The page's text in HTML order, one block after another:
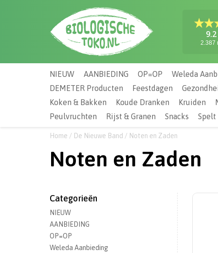
9.2
2.387
NIEUW AANBIEDING OP=OP
Weleda
DEMETER Producten
Feestdagen
Koken & Bakken
Koude Dranken Kruiden
Peulvruchten
Rijst & Granen Snacks Spelt
Home / De Nieuwe Band / Noten en Zaden
Noten en Zaden
Categorieën
NIEUW
AANBIEDING
OP=OP
Weleda Aanbieding